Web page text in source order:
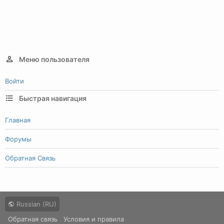
Меню пользователя
Войти
Быстрая навигация
Главная
Форумы
Обратная Связь
Russian (RU)
Обратная связь
Условия и правила